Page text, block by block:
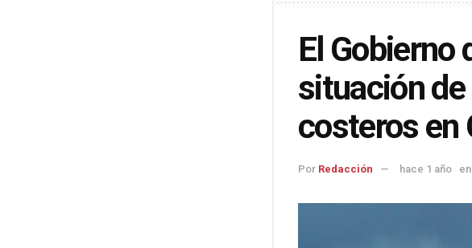
El Gobierno
situación
costeros en
Por Redacción hace 1 año en